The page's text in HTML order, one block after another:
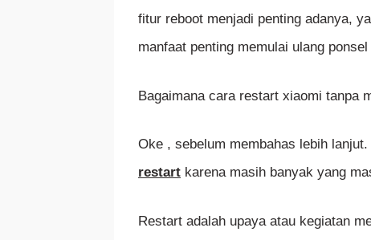
fitur reboot menjadi penting adanya,
manfaat penting memulai ulang
Bagaimana cara restart xiaomi tanpa
Oke , sebelum membahas lebih
restart karena masih banyak yang
Restart adalah upaya atau kegiatan